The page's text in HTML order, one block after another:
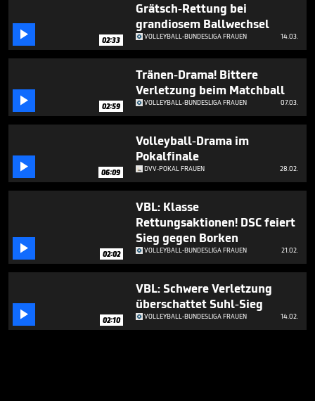
 02:33
Grätsch-Rettung bei
grandiosem Ballwechsel
VOLLEYBALL-BUNDESLIGA FRAUEN 14.03.
 02:59
Tränen-Drama! Bittere
Verletzung beim Matchball
VOLLEYBALL-BUNDESLIGA FRAUEN 07.03.
 06:09
Volleyball-Drama im
Pokalfinale
DVV-POKAL FRAUEN 28.02.
 02:02
VBL: Klasse
Rettungsaktionen! DSC feiert
Sieg gegen Borken
VOLLEYBALL-BUNDESLIGA FRAUEN 21.02.
 02:10
VBL: Schwere Verletzung
überschattet Suhl-Sieg
VOLLEYBALL-BUNDESLIGA FRAUEN 14.02.